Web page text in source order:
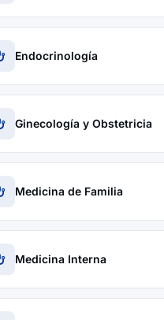
Endocrinología
Ginecología y Obstetricia
Medicina de Familia
Medicina Interna